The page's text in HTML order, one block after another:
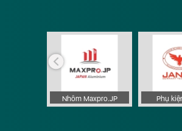
Nhôm Maxpro.JP Phụ